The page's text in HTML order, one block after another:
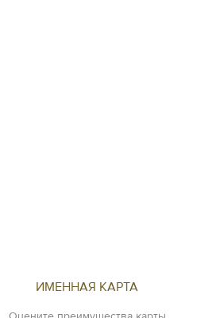
ИМЕННАЯ КАРТА